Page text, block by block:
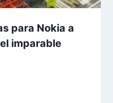
para Nokia a
imparable